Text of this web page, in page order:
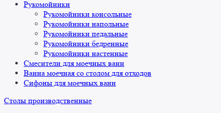
Рукомойники
Рукомойники консольные
Рукомойники напольные
Рукомойники педальные
Рукомойники бедренные
Рукомойники настенные
Смесители для моечных ванн
Ванна моечная со столом для отходов
Сифоны для моечных ванн
Столы производственные